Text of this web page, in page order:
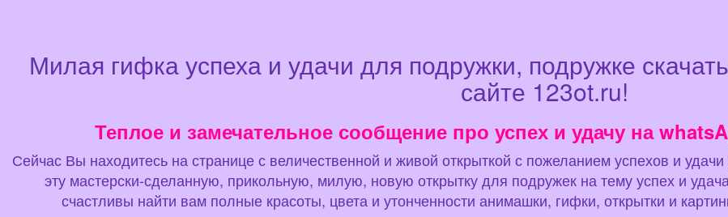
Милая гифка успеха и удачи для подружки, подружке
сайте 123ot.ru!
Теплое и замечательное сообщение про успех и удачу на
Сейчас Вы находитесь на странице с величественной и живой открыткой с пожеланием успехов и
эту мастерски-сделанную, прикольную, милую, новую открытку для подружек на тему успех и
счастливы найти вам полные красоты, цвета и утонченности анимашки, гифки, открытки и